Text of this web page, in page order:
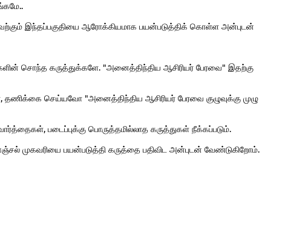
இந்தப்பகுதியை ஆரோக்கியமாக பயன்படுத்திக் கொள்ள அன்புடன்
சொந்த கருத்துக்களே. "அனைத்திந்திய ஆசிரியர் பேரவை" இதற்கு
செய்யவோ "அனைத்திந்திய ஆசிரியர் பேரவை குழுவுக்கு முழு
படைப்புக்கு பொருத்தமில்லாத கருத்துகள் நீக்கப்படும்.
முகவரியை பயன்படுத்தி கருத்தை பதிவிட அன்புடன் வேண்டுகிறோம்.